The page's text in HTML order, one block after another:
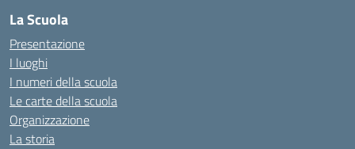
La Scuola
Presentazione
I luoghi
I numeri della scuola
Le carte della scuola
Organizzazione
La storia